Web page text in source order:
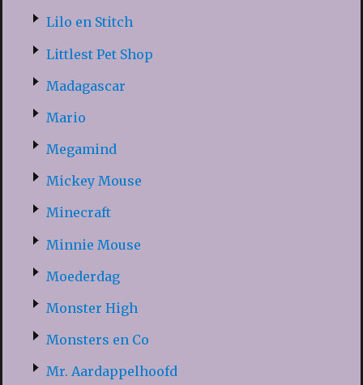
Lilo en Stitch
Littlest Pet Shop
Madagascar
Mario
Megamind
Mickey Mouse
Minecraft
Minnie Mouse
Moederdag
Monster High
Monsters en Co
Mr. Aardappelhoofd